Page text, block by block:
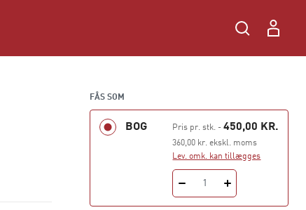
FÅS SOM
BOG Pris pr. stk. -450,00 KR.
360,00 kr. ekskl. moms
Lev. omk. kan tillægges
1